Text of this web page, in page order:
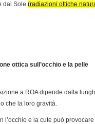
dal Sole (radiazioni ottiche
ottica sull’occhio e la pelle
a ROA dipende dalla
che la loro gravità.
l’occhio e la cute può